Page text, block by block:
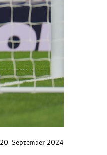
20. September 2024